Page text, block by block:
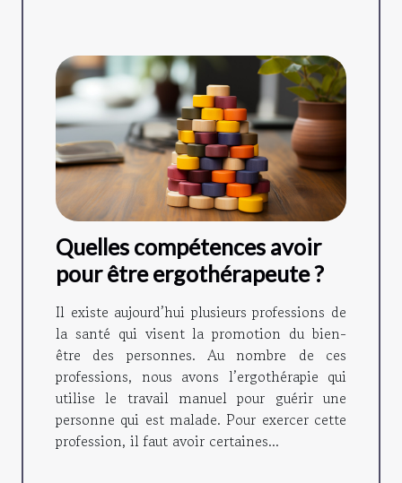
Quelles compétences avoir
pour être ergothérapeute ?
Il existe aujourd’hui plusieurs professions de
la santé qui visent la promotion du bien-
être des personnes. Au nombre de ces
professions, nous avons l’ergothérapie qui
utilise le travail manuel pour guérir une
personne qui est malade. Pour exercer cette
profession, il faut avoir certaines...